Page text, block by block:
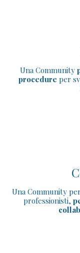
Una Community
procedureper
Una Community
professionisti,